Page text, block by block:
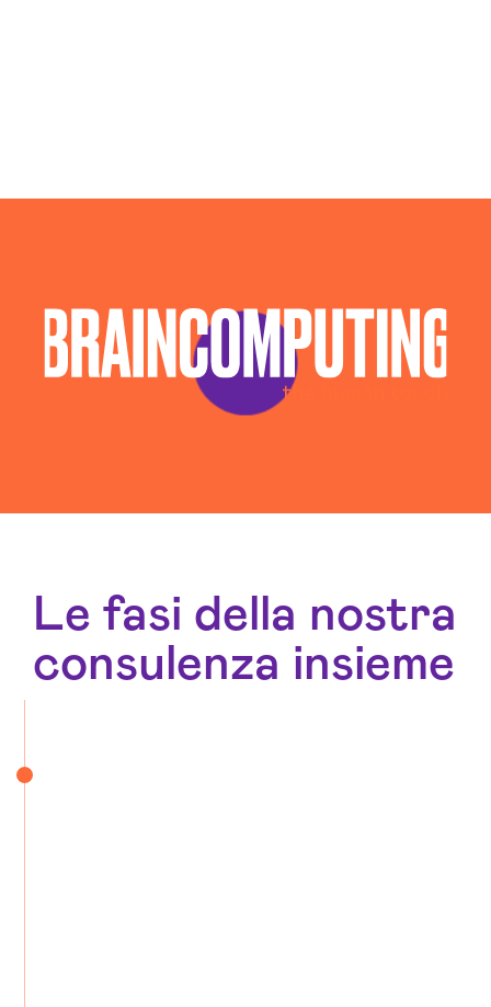
Le fasi della nostra
consulenza insieme